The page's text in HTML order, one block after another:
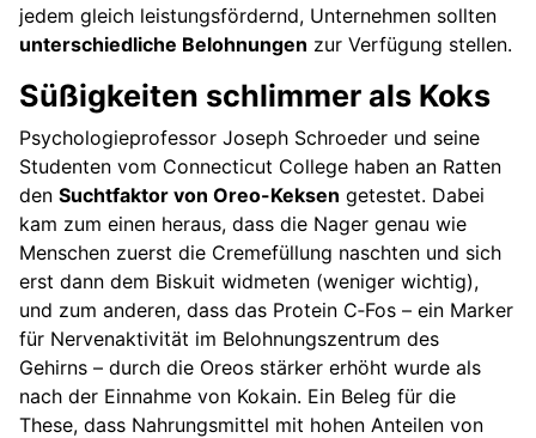
jedem gleich leistungsfördernd, Unternehmen sollten
unterschiedliche Belohnungen zur Verfügung stellen.
Süßigkeiten schlimmer als Koks
Psychologieprofessor Joseph Schroeder und seine
Studenten vom Connecticut College haben an Ratten
den Suchtfaktor von Oreo-Keksen getestet. Dabei
kam zum einen heraus, dass die Nager genau wie
Menschen zuerst die Cremefüllung naschten und sich
erst dann dem Biskuit widmeten (weniger wichtig),
und zum anderen, dass das Protein C‑Fos – ein Marker
für Nervenaktivität im Belohnungszentrum des
Gehirns – durch die Oreos stärker erhöht wurde als
nach der Einnahme von Kokain. Ein Beleg für die
These, dass Nahrungsmittel mit hohen Anteilen von